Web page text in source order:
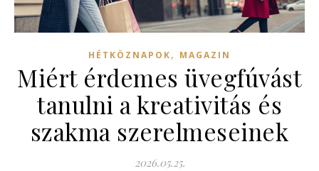
HÉTKÖZNAPOK, MAGAZIN
Miért érdemes üvegfúvást
tanulni a kreativitás és
szakma szerelmeseinek
2026.05.25.